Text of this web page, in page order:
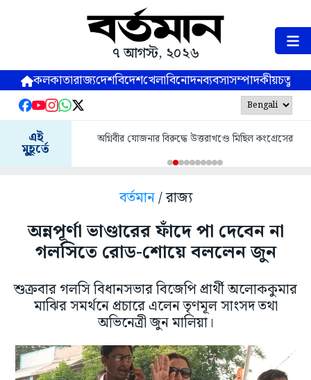
৭ আগস্ট, ২০২৬
কলকাতারাজ্যদেশবিদেশখেলাবিনোদনব্যবসাসম্পাদকীয়
এই
মুহূর্তে
অগ্নিবীর যোজনার বিরুদ্ধে উত্তরাখণ্ডে মিছিল কংগ্রেসের
বর্তমান/ রাজ্য
অন্নপূর্ণা ভাণ্ডারের ফাঁদে পা দেবেন না
গলসিতে রোড-শোয়ে বললেন জুন
শুক্রবার গলসি বিধানসভার বিজেপি প্রার্থী অলোককুমার
মাঝির সমর্থনে প্রচারে এলেন তৃণমূল সাংসদ তথা
অভিনেত্রী জুন মালিয়া।